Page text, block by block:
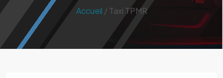
Accueil / Taxi TPMR